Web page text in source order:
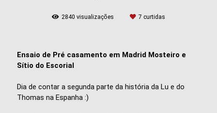
2840 visualizações 7 curtidas
Ensaio de Pré casamento em Madrid Mosteiro e
Sítio do Escorial
Dia de contar a segunda parte da história da Lu e do
Thomas na Espanha :)